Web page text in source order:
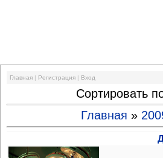
Главная | Регистрация | Вход
Сортировать
Главная »